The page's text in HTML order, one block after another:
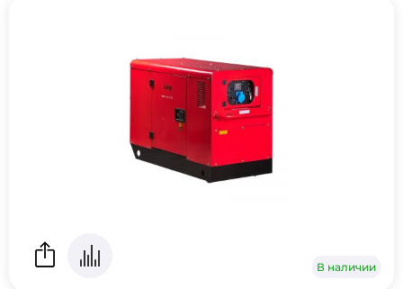
В наличии